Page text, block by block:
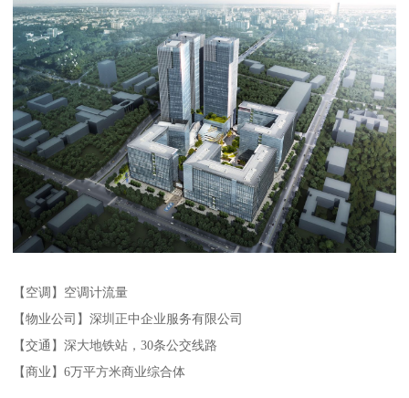
【空调】空调计流量
【物业公司】深圳正中企业服务有限公司
【交通】深大地铁站，30条公交线路
【商业】6万平方米商业综合体